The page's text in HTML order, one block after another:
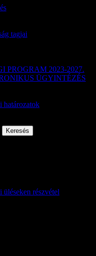
tagjai
PROGRAM 2023-2027.
ÜGYINTÉZÉS
határozatok
üléseken részvétel